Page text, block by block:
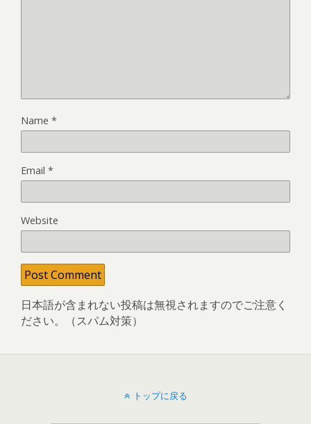
Name *
Email *
Website
日本語が含まれない投稿は無視されますのでご注意く
ださい。（スパム対策）
トップに戻る